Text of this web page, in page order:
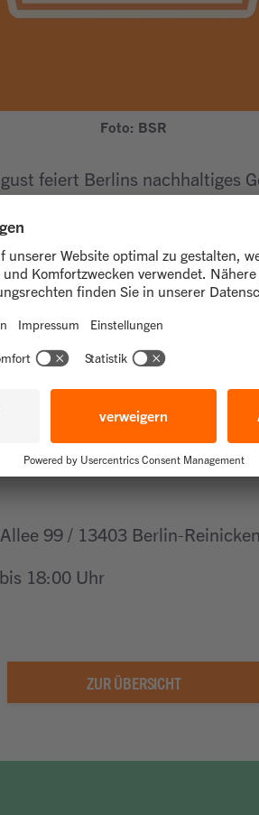
Foto: BSR
feiert Berlins nachhaltiges
für alle, die
Sortiment, eine besondere
Highlight: eine große
geht es weiter: In Upcycling-
kreative neue
Riesenseifenblasen zum
an. Für das leibliche Wohl
im Jahr 2024 hat die
1.500 Tonnen CO₂ ein.
zur
99 / 13403 Berlin-
18:00 Uhr
ZUR ÜBERSICHT